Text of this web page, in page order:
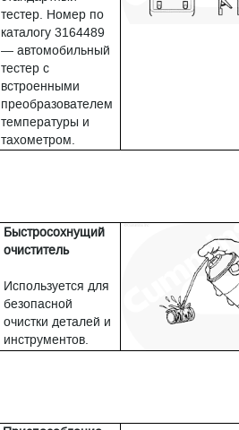
тестер. Номер по
каталогу 3164489
— автомобильный
тестер с
встроенными
преобразователем
температуры и
тахометром.
Быстросохнущий
очиститель
Используется для
безопасной
очистки деталей и
инструментов.